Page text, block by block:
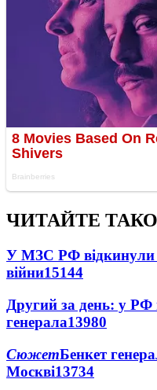
ЧИТАЙТЕ
У МЗС РФ відкинули
війни15144
Другий за день: у РФ
генерала13980
СюжетБенкет
Москві13734